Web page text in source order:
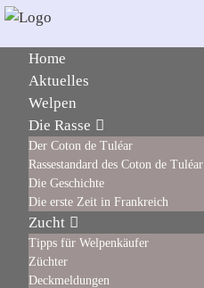
Home
Aktuelles
Welpen
Die Rasse
Der Coton de Tuléar
Rassestandard des Coton de Tuléar
Die Geschichte
Die erste Zeit in Frankreich
Zucht
Tipps für Welpenkäufer
Züchter
Deckmeldungen